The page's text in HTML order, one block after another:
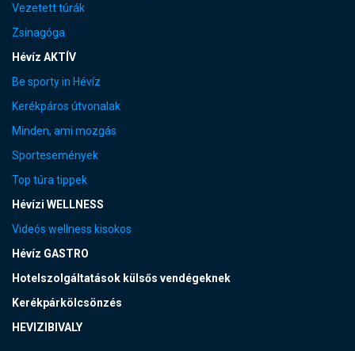
Vezetett túrák
Zsinagóga
Hévíz AKTÍV
Be sporty in Hévíz
Kerékpáros útvonalak
Minden, ami mozgás
Sportesemények
Top túra tippek
Hévízi WELLNESS
Videós wellness kisokos
Hévíz GASTRO
Hotelszolgáltatások külsős vendégeknek
Kerékpárkölcsönzés
HEVIZIBIVALY